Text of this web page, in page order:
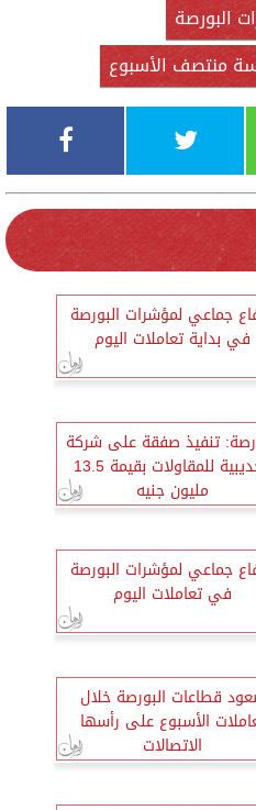
البورصة
منتصف الأسبوع
جماعي لمؤشرات البورصة
في بداية تعاملات اليوم
تنفيذ صفقة على شركة
الحديبية للمقاولات بقيمة 13.5
مليون جنيه
جماعي لمؤشرات البورصة
في تعاملات اليوم
قطاعات البورصة خلال
الأسبوع على رأسها
الاتصالات